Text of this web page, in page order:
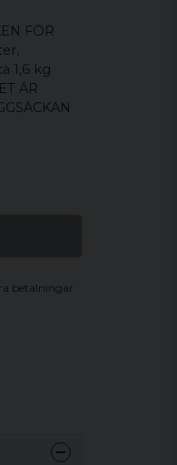
FÖR
1,6 kg
ÄR
betalningar